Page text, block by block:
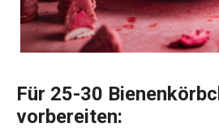
Für 25-30
vorbereiten: